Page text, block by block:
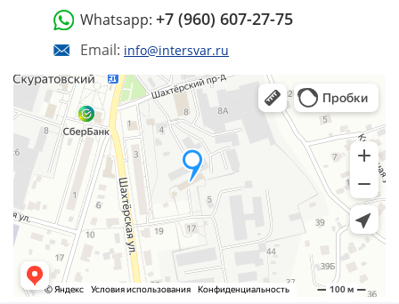
Whatsapp: +7 (960) 607-27-75
Email: info@intersvar.ru